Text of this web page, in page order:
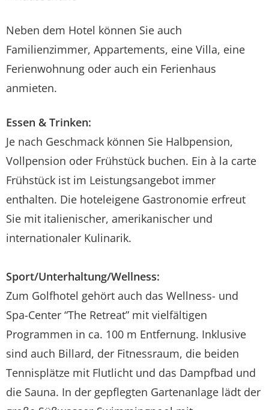
Neben dem Hotel können Sie auch
Familienzimmer, Appartements, eine Villa, eine
Ferienwohnung oder auch ein Ferienhaus
anmieten.
Essen & Trinken:
Je nach Geschmack können Sie Halbpension,
Vollpension oder Frühstück buchen. Ein à la carte
Frühstück ist im Leistungsangebot immer
enthalten. Die hoteleigene Gastronomie erfreut
Sie mit italienischer, amerikanischer und
internationaler Kulinarik.
Sport/Unterhaltung/Wellness:
Zum Golfhotel gehört auch das Wellness- und
Spa-Center “The Retreat” mit vielfältigen
Programmen in ca. 100 m Entfernung. Inklusive
sind auch Billard, der Fitnessraum, die beiden
Tennisplätze mit Flutlicht und das Dampfbad und
die Sauna. In der gepflegten Gartenanlage lädt der